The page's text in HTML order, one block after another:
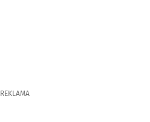
REKLAMA